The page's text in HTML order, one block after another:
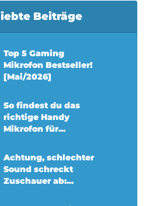
Beiträge
Top 5 Gaming
Mikrofon Bestseller!
[Mai/2026]
So findest du das
richtige Handy
Mikrofon für...
Achtung, schlechter
Sound schreckt
Zuschauer ab:...